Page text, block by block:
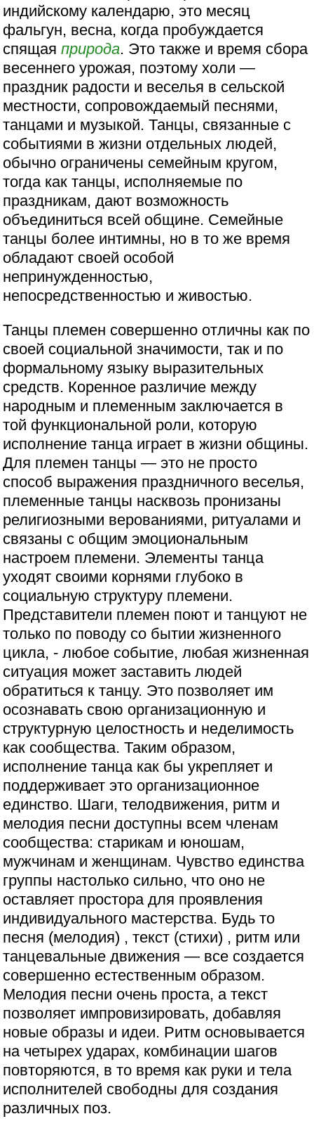
индийскому календарю, это месяц
фальгун, весна, когда пробуждается
спящаяприрода. Это также и время сбора
весеннего урожая, поэтому холи —
праздник радости и веселья в сельской
местности, сопровождаемый песнями,
танцами и музыкой. Танцы, связанные с
событиями в жизни отдельных людей,
обычно ограничены семейным кругом,
тогда как танцы, исполняемые по
праздникам, дают возможность
объединиться всей общине. Семейные
танцы более интимны, но в то же время
обладают своей особой
непринужденностью,
непосредственностью и живостью.
Танцы племен совершенно отличны как по
своей социальной значимости, так и по
формальному языку выразительных
средств. Коренное различие между
народным и племенным заключается в
той функциональной роли, которую
исполнение танца играет в жизни общины.
Для племен танцы — это не просто
способ выражения праздничного веселья,
племенные танцы насквозь пронизаны
религиозными верованиями, ритуалами и
связаны с общим эмоциональным
настроем племени. Элементы танца
уходят своими корнями глубоко в
социальную структуру племени.
Представители племен поют и танцуют не
только по поводу со бытии жизненного
цикла, - любое событие, любая жизненная
ситуация может заставить людей
обратиться к танцу. Это позволяет им
осознавать свою организационную и
структурную целостность и неделимость
как сообщества. Таким образом,
исполнение танца как бы укрепляет и
поддерживает это организационное
единство. Шаги, телодвижения, ритм и
мелодия песни доступны всем членам
сообщества: старикам и юношам,
мужчинам и женщинам. Чувство единства
группы настолько сильно, что оно не
оставляет простора для проявления
индивидуального мастерства. Будь то
песня (мелодия) , текст (стихи) , ритм или
танцевальные движения — все создается
совершенно естественным образом.
Мелодия песни очень проста, а текст
позволяет импровизировать, добавляя
новые образы и идеи. Ритм основывается
на четырех ударах, комбинации шагов
повторяются, в то время как руки и тела
исполнителей свободны для создания
различных поз.